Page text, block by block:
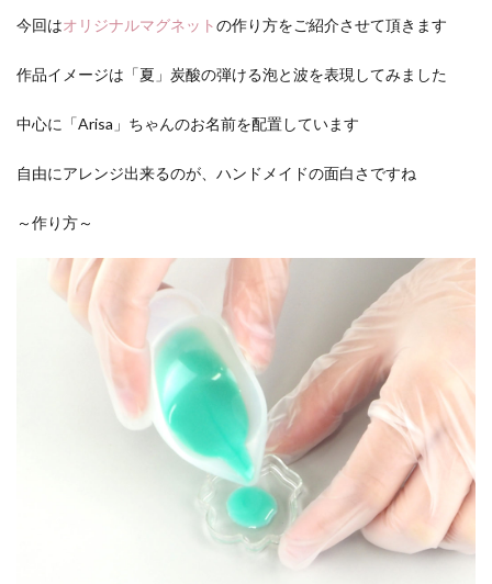
今回はオリジナルマグネットの作り方をご紹介させて頂きます
作品イメージは「夏」炭酸の弾ける泡と波を表現してみました
中心に「Arisa」ちゃんのお名前を配置しています
自由にアレンジ出来るのが、ハンドメイドの面白さですね
～作り方～